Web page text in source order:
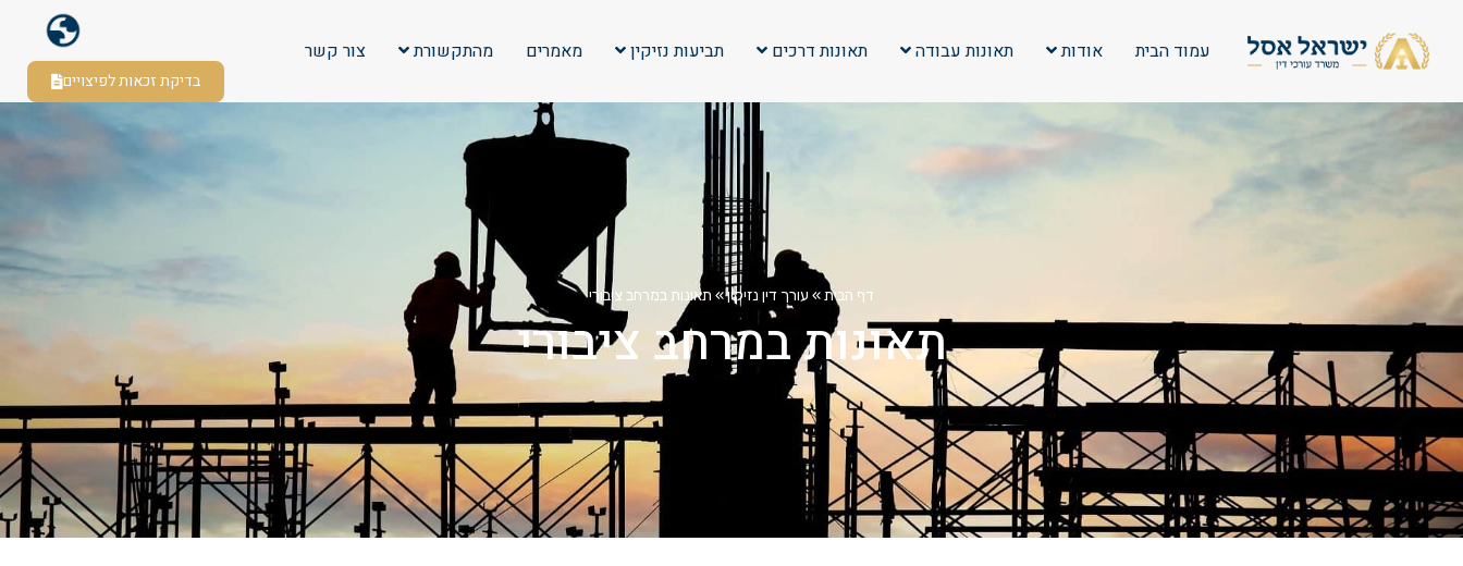
עמוד הבית אודות תאונות עבודה תאונות דרכים תביעות נזיקין מאמרים מהתקשורת צור קשר
בדיקת זכאות לפיצויים
דף הבית» עורך דין נזיקין» תאונות במרחב ציבורי
תאונות במרחב ציבורי